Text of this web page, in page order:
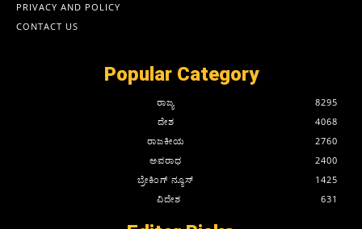
PRIVACY AND POLICY
CONTACT US
Popular Category
ರಾಜ್ಯ
8295
ದೇಶ
4068
ರಾಜಕೀಯ
2760
ಅಪರಾಧ
2400
ಬ್ರೇಕಿಂಗ್ ನ್ಯೂಸ್
1425
ವಿದೇಶ
631